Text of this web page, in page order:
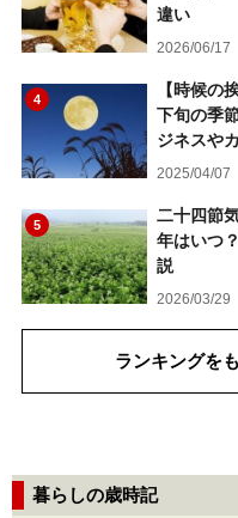
違い
2026/06/17
4
【時候の
下旬の季
ジネスや
2025/04/07
5
二十四節
年はいつ
説
2026/03/29
ランキングを
暮らしの歳時記